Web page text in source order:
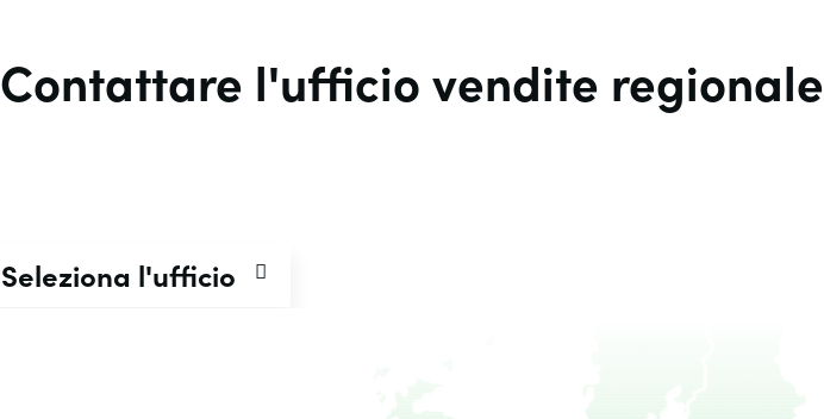
Contattare l'ufficio vendite regionale
Seleziona l'ufficio